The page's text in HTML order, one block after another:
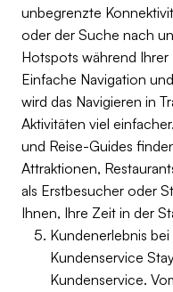
unbegrenzte
oder der Suche nach
Hotspots während Ihrer
Einfache Navigation
wird das Navigieren in
Aktivitäten viel
und Reise-Guides
Attraktionen,
als Erstbesucher oder
Ihnen, Ihre Zeit in der
Kundenerlebnis
Kundenservice
Kundenservice.